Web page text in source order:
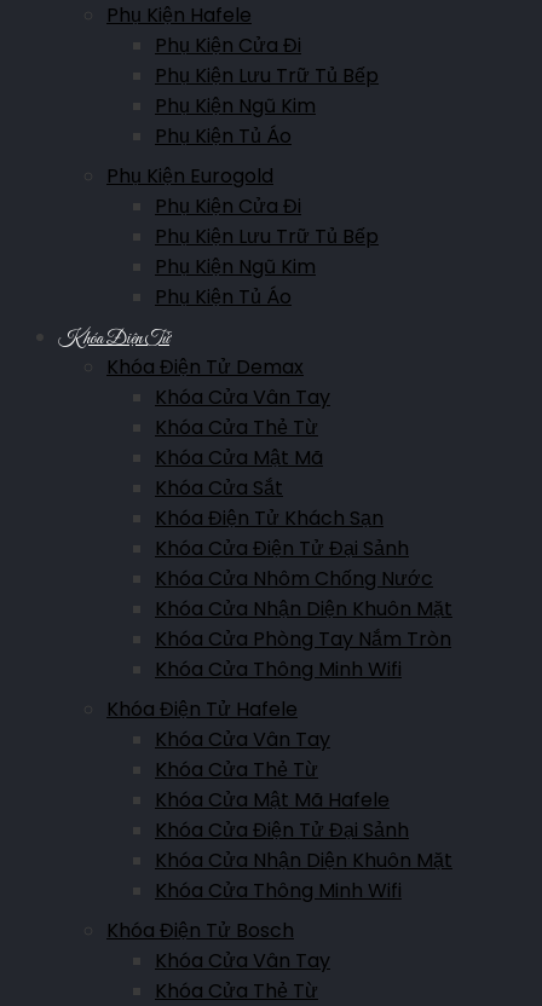
Phụ Kiện Hafele
Phụ Kiện Cửa Đi
Phụ Kiện Lưu Trữ Tủ Bếp
Phụ Kiện Ngũ Kim
Phụ Kiện Tủ Áo
Phụ Kiện Eurogold
Phụ Kiện Cửa Đi
Phụ Kiện Lưu Trữ Tủ Bếp
Phụ Kiện Ngũ Kim
Phụ Kiện Tủ Áo
Khóa Điện Tử
Khóa Điện Tử Demax
Khóa Cửa Vân Tay
Khóa Cửa Thẻ Từ
Khóa Cửa Mật Mã
Khóa Cửa Sắt
Khóa Điện Tử Khách Sạn
Khóa Cửa Điện Tử Đại Sảnh
Khóa Cửa Nhôm Chống Nước
Khóa Cửa Nhận Diện Khuôn Mặt
Khóa Cửa Phòng Tay Nắm Tròn
Khóa Cửa Thông Minh Wifi
Khóa Điện Tử Hafele
Khóa Cửa Vân Tay
Khóa Cửa Thẻ Từ
Khóa Cửa Mật Mã Hafele
Khóa Cửa Điện Tử Đại Sảnh
Khóa Cửa Nhận Diện Khuôn Mặt
Khóa Cửa Thông Minh Wifi
Khóa Điện Tử Bosch
Khóa Cửa Vân Tay
Khóa Cửa Thẻ Từ